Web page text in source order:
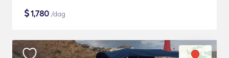
$1,780 /dag